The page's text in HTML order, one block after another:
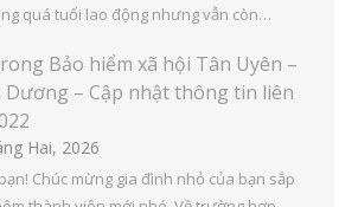
quá tuổi lao động nhưng vẫn còn…
Bảo hiểm xã hội Tân Uyên –
Dương – Cập nhật thông tin liên
Hai, 2026
Chúc mừng gia đình nhỏ của bạn sắp